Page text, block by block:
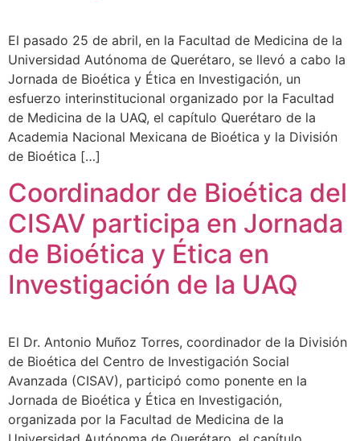
El pasado 25 de abril, en la Facultad de Medicina de la
Universidad Autónoma de Querétaro, se llevó a cabo la
Jornada de Bioética y Ética en Investigación, un
esfuerzo interinstitucional organizado por la Facultad
de Medicina de la UAQ, el capítulo Querétaro de la
Academia Nacional Mexicana de Bioética y la División
de Bioética […]
Coordinador de Bioética del
CISAV participa en Jornada
de Bioética y Ética en
Investigación de la UAQ
El Dr. Antonio Muñoz Torres, coordinador de la División
de Bioética del Centro de Investigación Social
Avanzada (CISAV), participó como ponente en la
Jornada de Bioética y Ética en Investigación,
organizada por la Facultad de Medicina de la